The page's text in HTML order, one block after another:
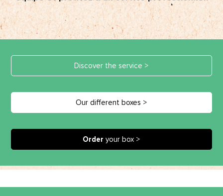
Discover the service >
Our different boxes >
Order your box >